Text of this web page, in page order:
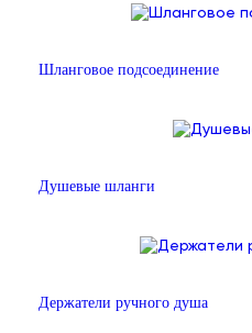
Шланговое подсоединение
Душевые шланги
Держатели ручного душа